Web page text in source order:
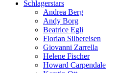
Schlagerstars
Andrea Berg
Andy Borg
Beatrice Egli
Florian Silbereisen
Giovanni Zarrella
Helene Fischer
Howard Carpendale